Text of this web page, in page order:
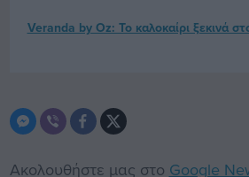
Veranda by Oz: Το καλοκαίρι ξεκινά
Ακολουθήστε μας στο Google